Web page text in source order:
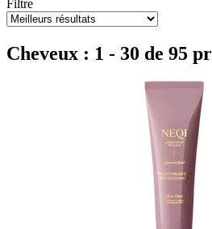
Filtre
Cheveux : 1 - 30 de 95